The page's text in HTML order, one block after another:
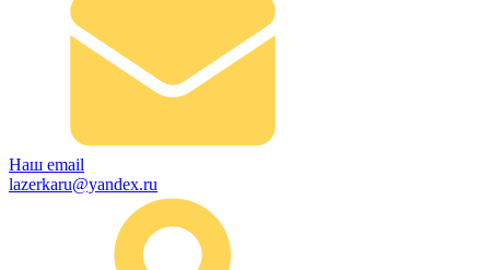
Наш email
lazerkaru@yandex.ru